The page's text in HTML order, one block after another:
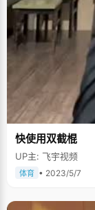
快使用双截棍
UP主: 飞宇视频
体育 • 2023/5/7